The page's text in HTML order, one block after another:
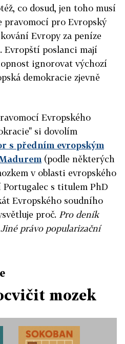
co dosud, jen toho musí
pravomocí pro Evropský
Evropy za peníze
Evropští poslanci mají
ignorovat výchozí
demokracie zjevně
Evropského
si dovolím
s předním evropským
(podle některých
v oblasti evropského
s titulem PhD
Evropského soudního
proč. Pro deník
právo popularizační
mozek